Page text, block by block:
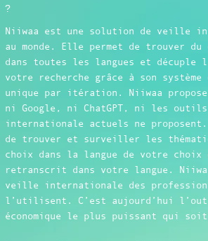
?
Niiwaa est une solution de veille
au monde. Elle permet de trouver
dans toutes les langues et décuple
votre recherche grâce à son système
unique par itération. Niiwaa
ni Google, ni ChatGPT, ni les
internationale actuels ne
de trouver et surveiller les
choix dans la langue de votre choix
retranscrit dans votre langue.
veille internationale des
l’utilisent. C’est aujourd’hui
économique le plus puissant qui